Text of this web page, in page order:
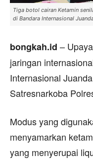
Tiga botol cairan Ketamin
di Bandara Internasional
bongkah.id –
jaringan
Internasional
Satresnarkoba
Modus yang
menyamarkan
yang menyerupai